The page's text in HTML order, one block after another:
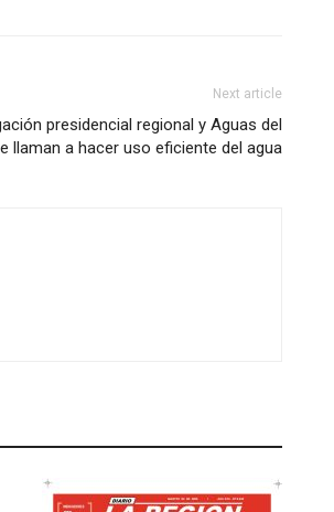
Next article
presidencial regional y Aguas del
llaman a hacer uso eficiente del agua